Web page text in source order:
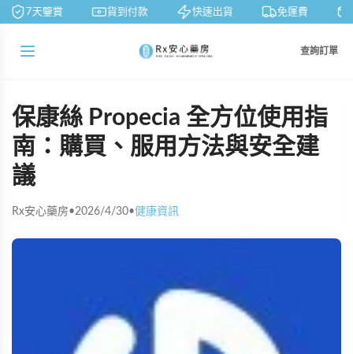
7天鑒賞 貨到付款 快速出貨 免運費
查詢訂單
保康絲 Propecia 全方位使用指
南：購買、服用方法與安全建
議
Rx安心藥房•2026/4/30•健康資訊